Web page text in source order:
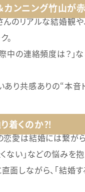
ンニング竹山が赤
のリアルな結婚観
。
際中の連絡頻度は？
り共感ありの“本音
着くのか⁈
恋愛は結婚には繋が
ない」などの悩みを
しながら、「結婚